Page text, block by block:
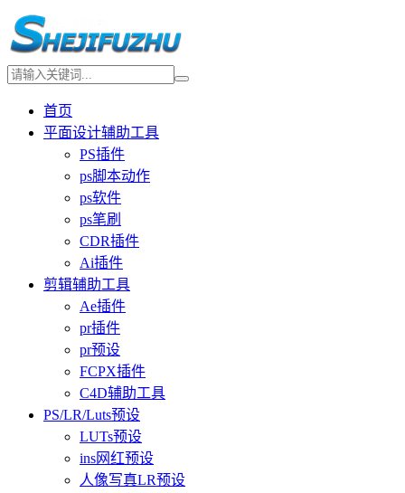
首页
平面设计辅助工具
PS插件
ps脚本动作
ps软件
ps笔刷
CDR插件
Ai插件
剪辑辅助工具
Ae插件
pr插件
pr预设
FCPX插件
C4D辅助工具
PS/LR/Luts预设
LUTs预设
ins网红预设
人像写真LR预设